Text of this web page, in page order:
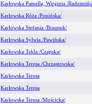
Karłowska Pamella, Wirginia /
Karłowska Róża /Ponińska/
Karłowska Stefania /Braunek/
Karłowska Sylwia /Pawińska/
Karłowska Tekla /Czapska/
Karłowska Teresa /Chrząstowska/
Karłowska Teresa
Karłowska Teresa
Karłowska Teresa /Mościcka/